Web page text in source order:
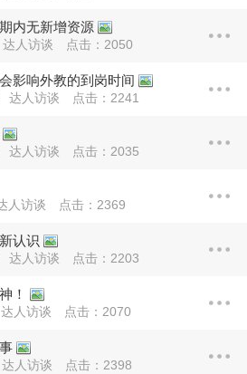
内无新增资源
达人访谈 点击：2050
影响外教的到岗时间
达人访谈 点击：2241
达人访谈 点击：2035
人访谈 点击：2369
认识
达人访谈 点击：2203
！
达人访谈 点击：2070
达人访谈 点击：2398